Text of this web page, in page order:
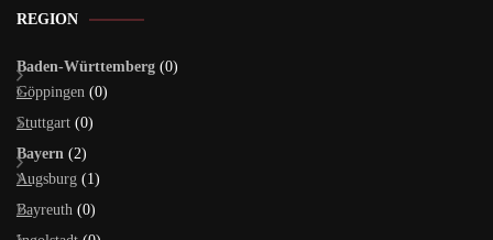
REGION
Baden-Württemberg (0)
Göppingen (0)
Stuttgart (0)
Bayern (2)
Augsburg (1)
Bayreuth (0)